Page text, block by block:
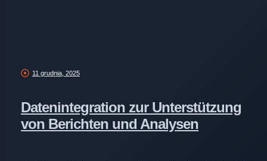
11 grudnia, 2025
Datenintegration zur Unterstützung
von Berichten und Analysen